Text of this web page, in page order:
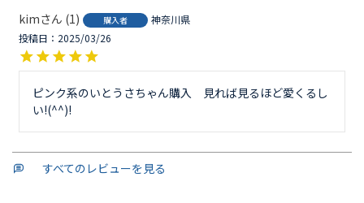
kim 1 購入者
神奈川県
投稿日
2025/03/26
ピンク系のいとうさちゃん購入　見れば見るほど愛くるし
い!(^^)!
すべてのレビューを見る